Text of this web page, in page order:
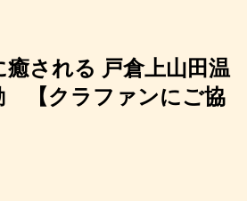
される 戸倉上山田温
【クラファンにご協